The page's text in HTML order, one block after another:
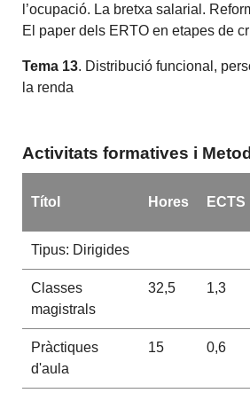
l’ocupació. La bretxa salarial.
El paper dels ERTO en etapes de
Tema 13. Distribució funcional,
la renda
Activitats formatives i
Títol Hores ECTS
Tipus: Dirigides
Classes
magistrals
32,5 1,3
Pràctiques
d'aula
15 0,6